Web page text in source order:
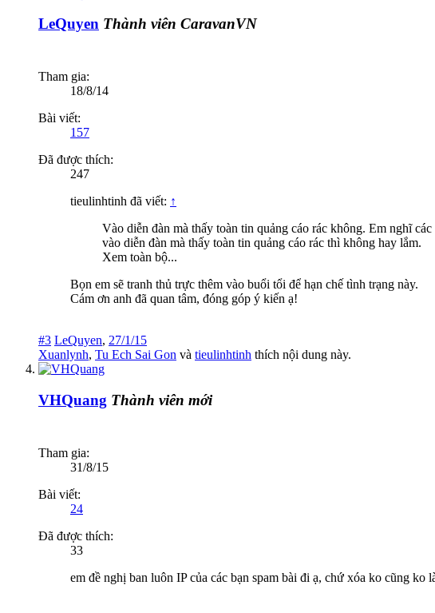
LeQuyen Thành viên CaravanVN
Tham gia:
18/8/14
Bài viết:
157
Đã được thích:
247
tieulinhtinh đã viết: ↑
Vào diễn đàn mà thấy toàn tin quảng cáo rác không. Em nghĩ
vào diễn đàn mà thấy toàn tin quảng cáo rác thì không hay lắm.
Xem toàn bộ...
Bọn em sẽ tranh thủ trực thêm vào buổi tổi để hạn chế tình trạng này.
Cám ơn anh đã quan tâm, đóng góp ý kiến ạ!
#3 LeQuyen, 27/1/15
Xuanlynh, Tu Ech Sai Gon và tieulinhtinh thích nội dung này.
VHQuang Thành viên mới
Tham gia:
31/8/15
Bài viết:
24
Đã được thích:
33
em đề nghị ban luôn IP của các bạn spam bài đi ạ, chứ xóa ko cũng ko